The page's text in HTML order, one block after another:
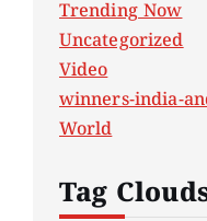
Trending Now
Uncategorized
Video
winners-india-
World
Tag